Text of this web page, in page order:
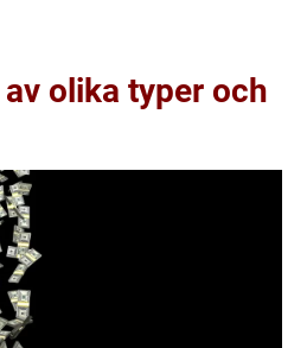
olika typer och